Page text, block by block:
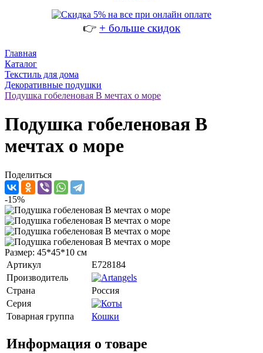
👉 + больше скидок
Главная
Каталог
Текстиль для дома
Декоративные подушки
Подушка гобеленовая В мечтах о море
Подушка гобеленовая В
мечтах о море
Поделиться
-15%
Размер: 45*45*10 см
Артикул
E728184
Производитель
Страна
Россия
Серия
Товарная группа
Кошки
Информация о товаре